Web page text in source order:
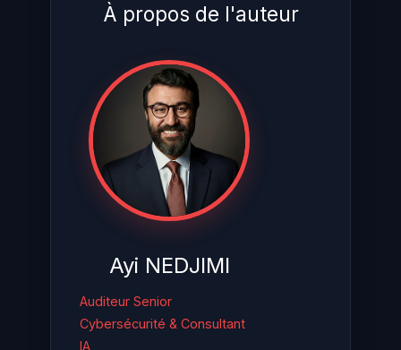
À propos de l'auteur
Ayi NEDJIMI
Auditeur Senior
Cybersécurité & Consultant
IA